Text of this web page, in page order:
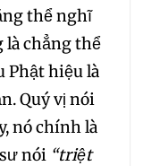
thể nghĩ
là chẳng thể
Phật hiệu là
Quý vị nói
nó chính là
nói “triệt